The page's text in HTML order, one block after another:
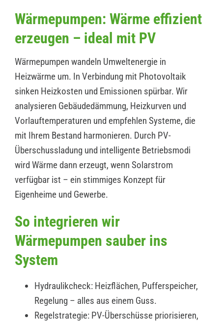
Wärmepumpen: Wärme effizient
erzeugen – ideal mit PV
Wärmepumpen wandeln Umweltenergie in
Heizwärme um. In Verbindung mit Photovoltaik
sinken Heizkosten und Emissionen spürbar. Wir
analysieren Gebäudedämmung, Heizkurven und
Vorlauftemperaturen und empfehlen Systeme, die
mit Ihrem Bestand harmonieren. Durch PV-
Überschussladung und intelligente Betriebsmodi
wird Wärme dann erzeugt, wenn Solarstrom
verfügbar ist – ein stimmiges Konzept für
Eigenheime und Gewerbe.
So integrieren wir
Wärmepumpen sauber ins
System
Hydraulikcheck: Heizflächen, Pufferspeicher,
Regelung – alles aus einem Guss.
Regelstrategie: PV-Überschüsse priorisieren,